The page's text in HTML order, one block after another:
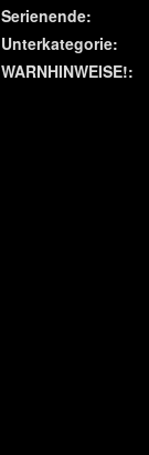
Serienende:
Unterkategorie:
WARNHINWEISE!: